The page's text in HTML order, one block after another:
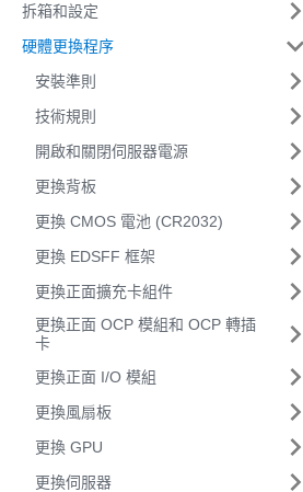
拆箱和設定
硬體更換程序
安裝準則
技術規則
開啟和關閉伺服器電源
更換背板
更換 CMOS 電池 (CR2032)
更換 EDSFF 框架
更換正面擴充卡組件
更換正面 OCP 模組和 OCP 轉插
卡
更換正面 I/O 模組
更換風扇板
更換 GPU
更換伺服器